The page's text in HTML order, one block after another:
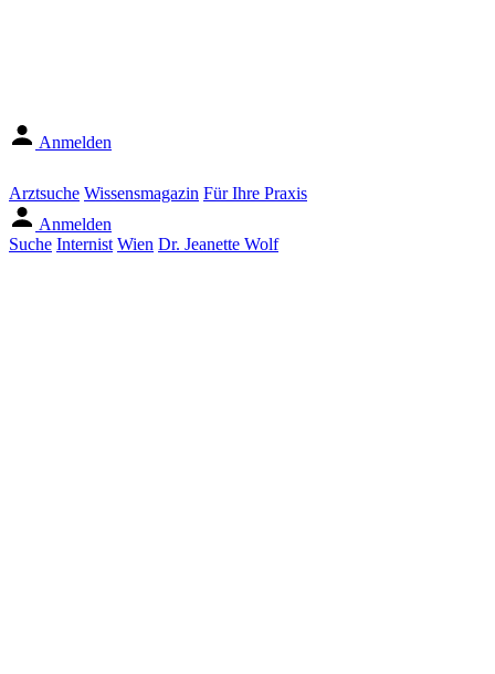
Anmelden
Arztsuche Wissensmagazin Für Ihre Praxis
Anmelden
Suche Internist Wien Dr. Jeanette Wolf